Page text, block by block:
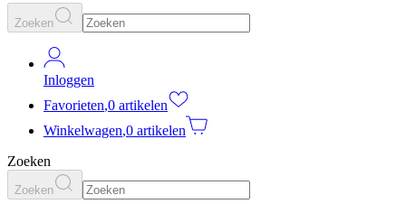
Zoeken
Inloggen
Favorieten,0 artikelen
Winkelwagen,0 artikelen
Zoeken
Zoeken